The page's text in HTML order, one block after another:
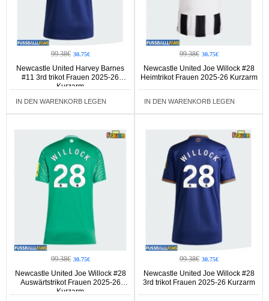
99.38€ 30.75€
Newcastle United Harvey Barnes
#11 3rd trikot Frauen 2025-26
Kurzarm
IN DEN WARENKORB LEGEN
99.38€ 30.75€
Newcastle United Joe Willock #28
Heimtrikot Frauen 2025-26 Kurzarm
IN DEN WARENKORB LEGEN
99.38€ 30.75€
Newcastle United Joe Willock #28
Auswärtstrikot Frauen 2025-26
Kurzarm
99.38€ 30.75€
Newcastle United Joe Willock #28
3rd trikot Frauen 2025-26 Kurzarm